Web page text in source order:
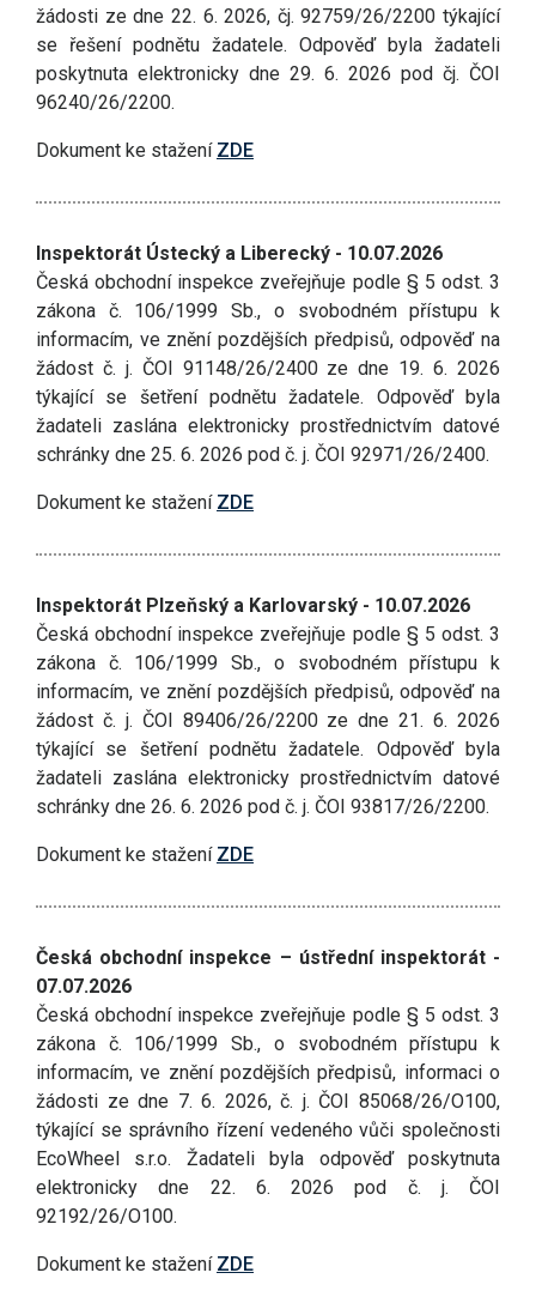
žádosti ze dne 22. 6. 2026, čj. 92759/26/2200 týkající
se řešení podnětu žadatele. Odpověď byla žadateli
poskytnuta elektronicky dne 29. 6. 2026 pod čj. ČOI
96240/26/2200.
Dokument ke stažení ZDE
Inspektorát Ústecký a Liberecký - 10.07.2026
Česká obchodní inspekce zveřejňuje podle § 5 odst. 3
zákona č. 106/1999 Sb., o svobodném přístupu k
informacím, ve znění pozdějších předpisů, odpověď na
žádost č. j. ČOI 91148/26/2400 ze dne 19. 6. 2026
týkající se šetření podnětu žadatele. Odpověď byla
žadateli zaslána elektronicky prostřednictvím datové
schránky dne 25. 6. 2026 pod č. j. ČOI 92971/26/2400.
Dokument ke stažení ZDE
Inspektorát Plzeňský a Karlovarský - 10.07.2026
Česká obchodní inspekce zveřejňuje podle § 5 odst. 3
zákona č. 106/1999 Sb., o svobodném přístupu k
informacím, ve znění pozdějších předpisů, odpověď na
žádost č. j. ČOI 89406/26/2200 ze dne 21. 6. 2026
týkající se šetření podnětu žadatele. Odpověď byla
žadateli zaslána elektronicky prostřednictvím datové
schránky dne 26. 6. 2026 pod č. j. ČOI 93817/26/2200.
Dokument ke stažení ZDE
Česká obchodní inspekce – ústřední inspektorát -
07.07.2026
Česká obchodní inspekce zveřejňuje podle § 5 odst. 3
zákona č. 106/1999 Sb., o svobodném přístupu k
informacím, ve znění pozdějších předpisů, informaci o
žádosti ze dne 7. 6. 2026, č. j. ČOI 85068/26/O100,
týkající se správního řízení vedeného vůči společnosti
EcoWheel s.r.o. Žadateli byla odpověď poskytnuta
elektronicky dne 22. 6. 2026 pod č. j. ČOI
92192/26/O100.
Dokument ke stažení ZDE